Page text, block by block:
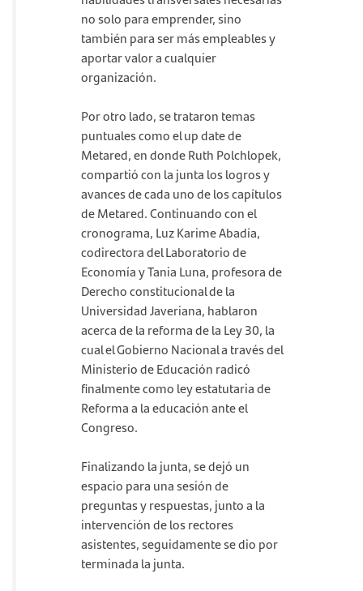
no solo para emprender, sino
también para ser más empleables y
aportar valor a cualquier
organización.
Por otro lado, se trataron temas
puntuales como el up date de
Metared, en donde Ruth Polchlopek,
compartió con la junta los logros y
avances de cada uno de los capítulos
de Metared. Continuando con el
cronograma, Luz Karime Abadía,
codirectora del Laboratorio de
Economía y Tania Luna, profesora de
Derecho constitucional de la
Universidad Javeriana, hablaron
acerca de la reforma de la Ley 30, la
cual el Gobierno Nacional a través del
Ministerio de Educación radicó
finalmente como ley estatutaria de
Reforma a la educación ante el
Congreso.
Finalizando la junta, se dejó un
espacio para una sesión de
preguntas y respuestas, junto a la
intervención de los rectores
asistentes, seguidamente se dio por
terminada la junta.